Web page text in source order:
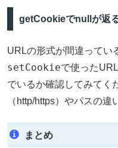
getCookieでnullが返
URLの形式が間違ってい
setCookieで使った
でいるか確認してみてく
（http/https）やパスの違
まとめ